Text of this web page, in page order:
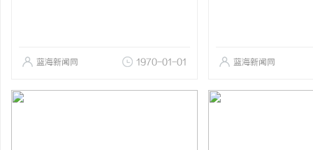
蓝海新闻网 1970-01-01 蓝海新闻网